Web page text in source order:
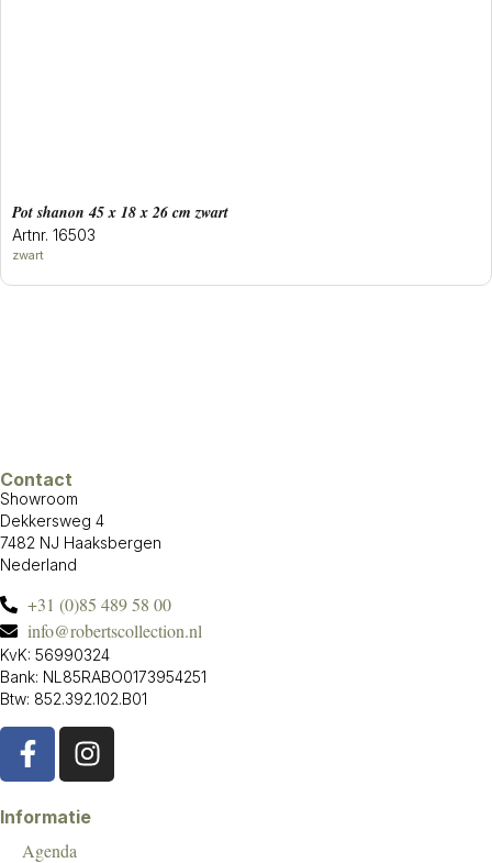
Pot shanon 45 x 18 x 26 cm zwart
Artnr. 16503
zwart
Contact
Showroom
Dekkersweg 4
7482 NJ Haaksbergen
Nederland
+31 (0)85 489 58 00
info@robertscollection.nl
KvK: 56990324
Bank: NL85RABO0173954251
Btw: 852.392.102.B01
Informatie
Agenda